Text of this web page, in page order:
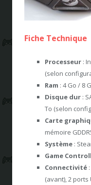
Fiche Technique
Processeur :
(selon
Ram : 4 Go / 8
Disque dur :
To (selon
Carte
mémoire
Système :
Game
Connectivité
(avant), 2 ports